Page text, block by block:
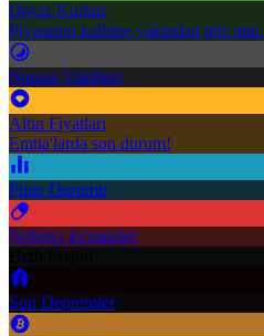
Döviz Kurları
Piyasanın kalbine yakından göz atın.
Namaz Vakitleri
Altın Fiyatları
Emtia'larda son durum!
Puan Durumu
Nöbetçi Eczaneler
Son Depremler